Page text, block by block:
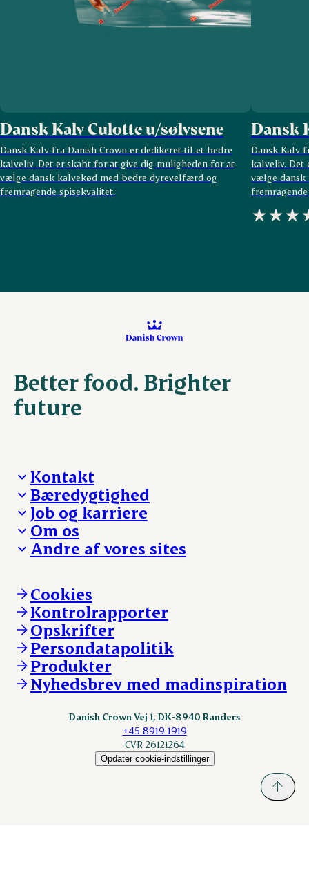
Dansk Kalv Culotte u/sølvsene
Dansk Kalv fra Danish Crown er dedikeret til et bedre
kalveliv. Det er skabt for at give dig muligheden for at
vælge dansk kalvekød med bedre dyrevelfærd og
fremragende spisekvalitet.
Dansk
Dansk Kalv
kalveliv. Det
vælge dansk
Better food. Brighter
future
Kontakt
Besøg Danish Crown
Presse og nyheder
Reklamationer
Whistleblower
Øvrige henvendelser
Bæredygtighed
Fra jord til bord
Hverdagen
Ansvarlighed og nøgletal
Job og karriere
Arbejd med os
Ledige stillinger
Om os
Hvem er vi
Vores resultater
Vores lokationer
Kontakt
Andre af vores sites
Andelsejere - kreatur
Danishcrownprofessional.com
DAT-Schaub.com
ESS-FOOD.com
Fonden Dansk Gastronomi
KLS.se
nordicspoor.com
Scanhide.dk
Cookies
Kontrolrapporter
Opskrifter
Persondatapolitik
Produkter
Nyhedsbrev med madinspiration
Danish Crown Vej 1, DK-8940 Randers
+45 8919 1919
CVR 26121264
Opdater cookie-indstillinger